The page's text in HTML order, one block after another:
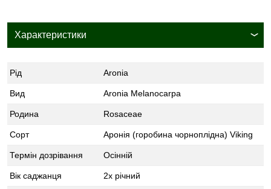
Характеристики
Рід Aronia
Вид Aronia Melanocarpa
Родина Rosaceae
Сорт Аронія (горобина чорноплідна) Viking
Термін дозрівання Осінній
Вік саджанця 2х річний